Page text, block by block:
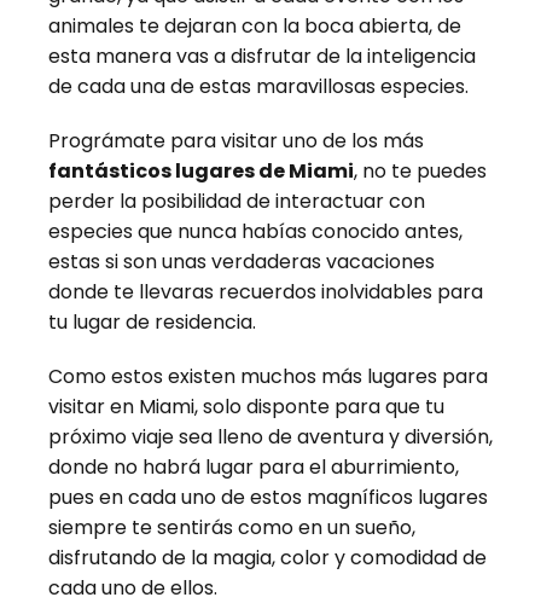
animales te dejaran con la boca abierta, de
esta manera vas a disfrutar de la inteligencia
de cada una de estas maravillosas especies.
Prográmate para visitar uno de los más
fantásticos lugares de Miami, no te puedes
perder la posibilidad de interactuar con
especies que nunca habías conocido antes,
estas si son unas verdaderas vacaciones
donde te llevaras recuerdos inolvidables para
tu lugar de residencia.
Como estos existen muchos más lugares para
visitar en Miami, solo disponte para que tu
próximo viaje sea lleno de aventura y diversión,
donde no habrá lugar para el aburrimiento,
pues en cada uno de estos magníficos lugares
siempre te sentirás como en un sueño,
disfrutando de la magia, color y comodidad de
cada uno de ellos.